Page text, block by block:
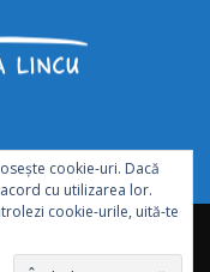
contact
cookie-uri. Dacă
cu utilizarea lor.
cookie-urile, uită-te